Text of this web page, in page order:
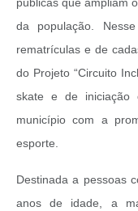
da população.
rematrículas e de
do Projeto “Circuito
skate e de iniciação
município com a
esporte.
Destinada a pessoas
anos de idade, a